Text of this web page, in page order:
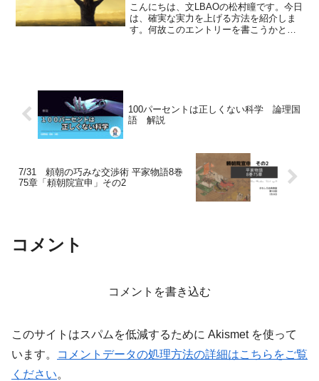
こんにちは、文LBAOの松村瞳です。今日
は、確実な実力を上げる方法を紹介しま
す。何故このエントリーを書こうかと思
100パーセントは正しくない科学 論理国
語 解説
7/31 頼朝の巧みな交渉術 平家物語8巻
75章「頼朝院宣申」その2
コメント
コメントを書き込む
このサイトはスパムを低減するために Akismet を使って
います。
コメントデータの処理方法の詳細はこちらをご覧
ください。